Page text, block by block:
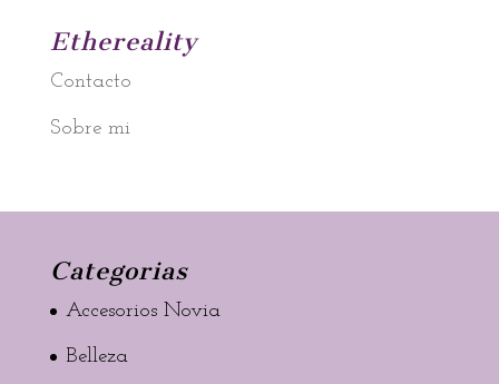
Ethereality
Contacto
Sobre mi
Categorias
Accesorios Novia
Belleza